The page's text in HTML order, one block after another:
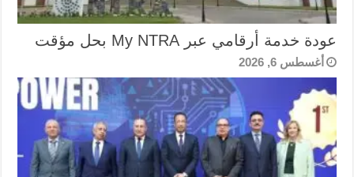
عودة خدمة أرقامي عبر My NTRA بحل مؤقت
أغسطس 6, 2026